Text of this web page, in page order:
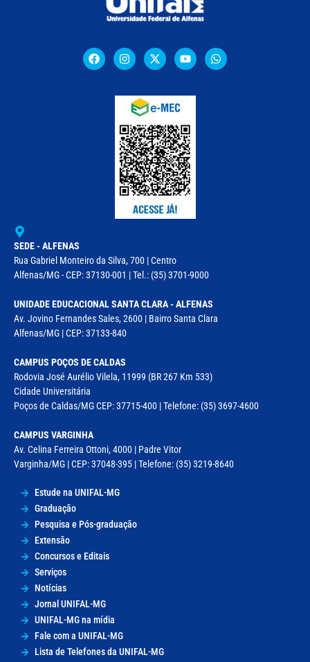
SEDE - ALFENAS
Rua Gabriel Monteiro da Silva, 700 | Centro
Alfenas/MG - CEP: 37130-001 | Tel.: (35) 3701-9000
UNIDADE EDUCACIONAL SANTA CLARA - ALFENAS
Av. Jovino Fernandes Sales, 2600 | Bairro Santa Clara
Alfenas/MG | CEP: 37133-840
CAMPUS POÇOS DE CALDAS
Rodovia José Aurélio Vilela, 11999 (BR 267 Km 533)
Cidade Universitária
Poços de Caldas/MG CEP: 37715-400 | Telefone: (35) 3697-4600
CAMPUS VARGINHA
Av. Celina Ferreira Ottoni, 4000 | Padre Vitor
Varginha/MG | CEP: 37048-395 | Telefone: (35) 3219-8640
Estude na UNIFAL-MG
Graduação
Pesquisa e Pós-graduação
Extensão
Concursos e Editais
Serviços
Notícias
Jornal UNIFAL-MG
UNIFAL-MG na mídia
Fale com a UNIFAL-MG
Lista de Telefones da UNIFAL-MG